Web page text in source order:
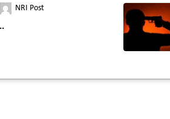
NRI Post
..